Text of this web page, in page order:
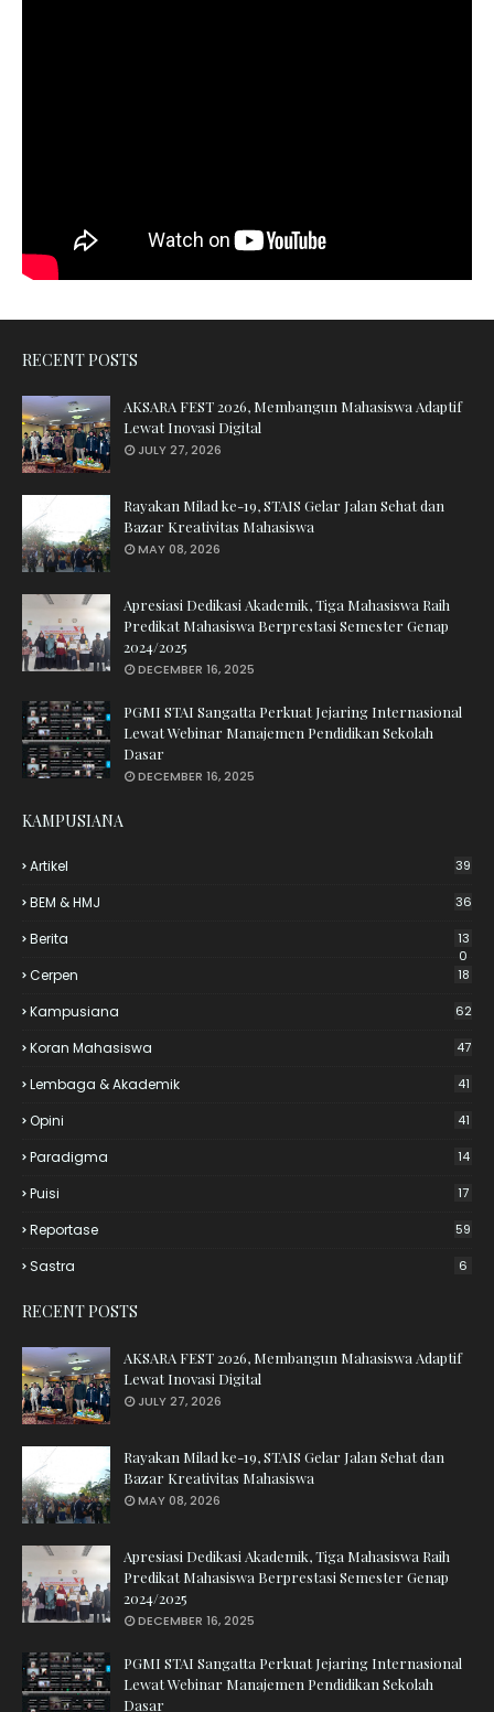
RECENT POSTS
AKSARA FEST 2026, Membangun Mahasiswa Adaptif
Lewat Inovasi Digital
JULY 27, 2026
Rayakan Milad ke-19, STAIS Gelar Jalan Sehat dan
Bazar Kreativitas Mahasiswa
MAY 08, 2026
Apresiasi Dedikasi Akademik, Tiga Mahasiswa Raih
Predikat Mahasiswa Berprestasi Semester Genap
2024/2025
DECEMBER 16, 2025
PGMI STAI Sangatta Perkuat Jejaring Internasional
Lewat Webinar Manajemen Pendidikan Sekolah
Dasar
DECEMBER 16, 2025
KAMPUSIANA
Artikel 39
BEM & HMJ 36
Berita
13
0
Cerpen 18
Kampusiana 62
Koran Mahasiswa 47
Lembaga & Akademik 41
Opini 41
Paradigma 14
Puisi 17
Reportase 59
Sastra 6
RECENT POSTS
AKSARA FEST 2026, Membangun Mahasiswa Adaptif
Lewat Inovasi Digital
JULY 27, 2026
Rayakan Milad ke-19, STAIS Gelar Jalan Sehat dan
Bazar Kreativitas Mahasiswa
MAY 08, 2026
Apresiasi Dedikasi Akademik, Tiga Mahasiswa Raih
Predikat Mahasiswa Berprestasi Semester Genap
2024/2025
DECEMBER 16, 2025
PGMI STAI Sangatta Perkuat Jejaring Internasional
Lewat Webinar Manajemen Pendidikan Sekolah
Dasar